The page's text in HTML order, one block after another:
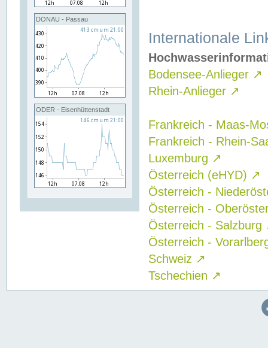
DONAU - Passau
ODER - Eisenhüttenstadt
Internationale
Bodensee-Anlieger ↗
Rhein-Anlieger ↗
Frankreich - Maas-
Frankreich - Rhein-
Luxemburg ↗
Österreich (eHYD) ↗
Österreich -
Österreich -
Österreich - Salzburg
Österreich -
Schweiz ↗
Tschechien ↗